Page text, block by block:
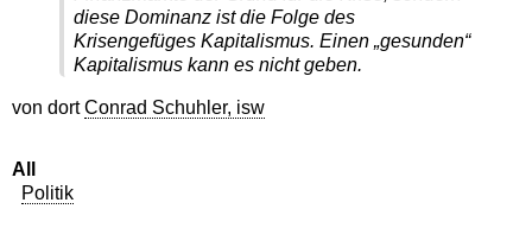
diese Dominanz ist die Folge des
Krisengefüges Kapitalismus. Einen „gesunden“
Kapitalismus kann es nicht geben.
von dortConrad Schuhler, isw
All
Politik